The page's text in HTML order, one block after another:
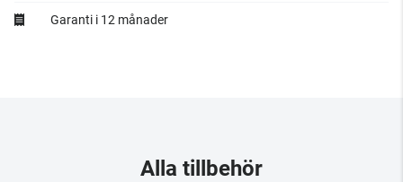
Garanti i 12 månader
Alla tillbehör